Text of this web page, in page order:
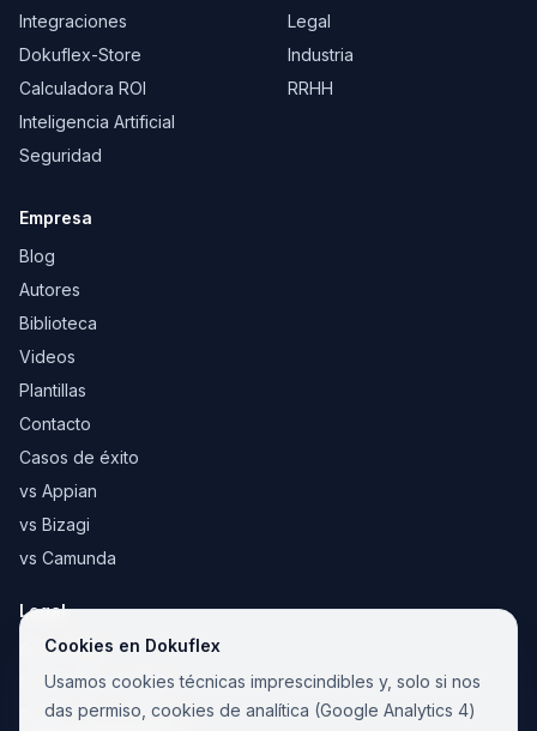
Integraciones
Dokuflex-Store
Calculadora ROI
Inteligencia Artificial
Seguridad
Legal
Industria
RRHH
Empresa
Blog
Autores
Biblioteca
Videos
Plantillas
Contacto
Casos de éxito
vs Appian
vs Bizagi
vs Camunda
Legal
Aviso legal
Política de cookies
Política de privacidad
Cookies en Dokuflex
Usamos cookies técnicas imprescindibles y, solo si nos
das permiso, cookies de analítica (Google Analytics 4)